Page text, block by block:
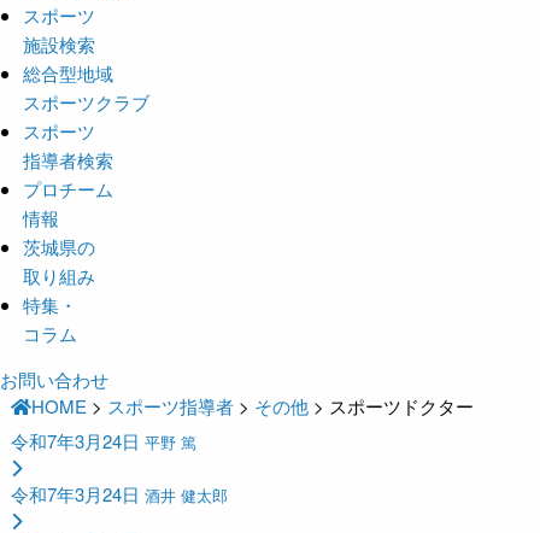
スポーツ
施設検索
総合型地域
スポーツクラブ
スポーツ
指導者検索
プロチーム
情報
茨城県の
取り組み
特集・
コラム
お問い合わせ
HOME > スポーツ指導者 > その他 > スポーツドクター
令和7年3月24日 平野 篤
令和7年3月24日 酒井 健太郎